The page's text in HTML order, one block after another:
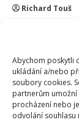
Abychom poskytli
ukládání a/nebo
soubory cookies.
partnerům
procházení nebo
odvolání souhlasu
Richard Touš
věnovala
VíceRead
more
about
Diváci
Ulice
se
mohou